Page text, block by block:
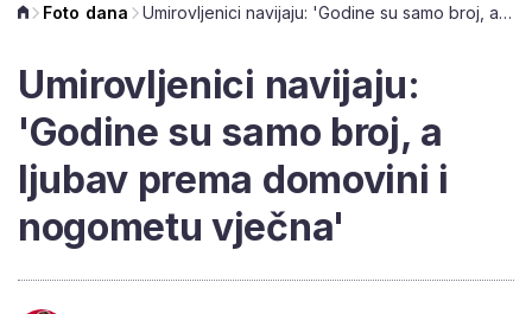
Foto dana Umirovljenici navijaju: 'Godine su samo broj, a ljubav prema domovini i nogometu vječna'
Umirovljenici navijaju:
'Godine su samo broj, a
ljubav prema domovini i
nogometu vječna'